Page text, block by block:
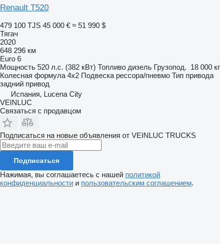
Renault T520
479 100 TJS 45 000 € ≈ 51 990 $
Тягач
2020
648 296 км
Euro 6
Мощность 520 л.с. (382 кВт) Топливо дизель Грузопод. 18 000 кг
Колесная формула 4x2 Подвеска рессора/пневмо Тип привода
задний привод
Испания, Lucena City
VEINLUC
Связаться с продавцом
Подписаться на новые объявления от VEINLUC TRUCKS
Подписаться
Нажимая, вы соглашаетесь с нашей политикой
конфиденциальности и пользовательским соглашением.